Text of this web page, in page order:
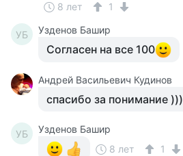
8 лет 1
УБ Узденов Башир
Согласен на все 100
Андрей Васильевич Кудинов
спасибо за понимание )))
УБ
Узденов Башир
8 лет
1